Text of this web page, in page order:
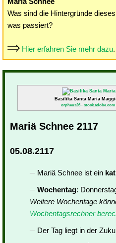
Was sind die Hintergründe
was passiert?
Hier erfahren Sie mehr dazu.
Basilika Santa Maria
orpheus26 - stock.adobe.com
Mariä Schnee 2117
05.08.2117
Mariä Schnee ist ein
Wochentag:
Weitere Wochentage
Wochentagsrechner
Der Tag liegt in der